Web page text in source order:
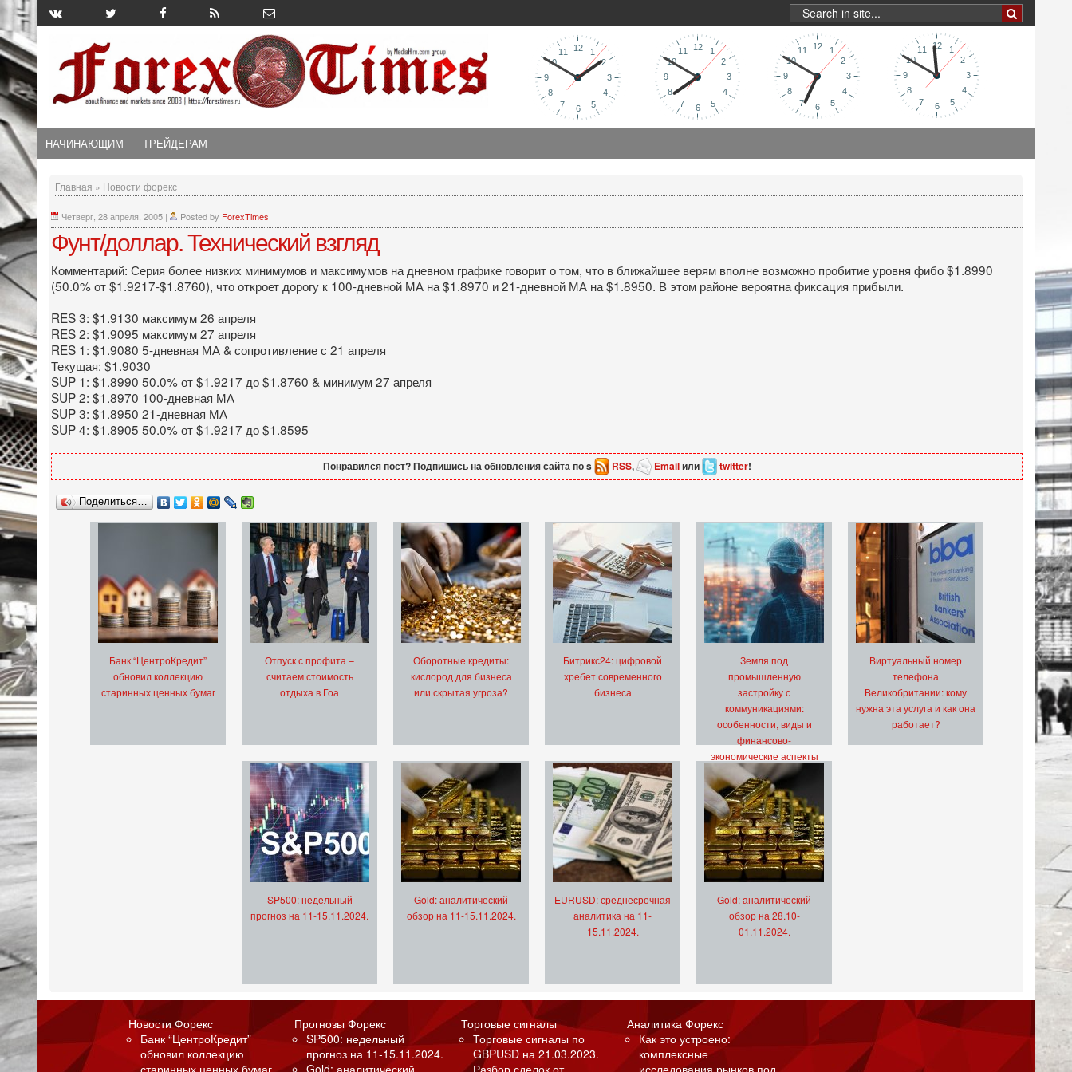
НАЧИНАЮЩИМ ТРЕЙДЕРАМ
Главная » Новости форекс
Четверг, 28 апреля, 2005 | Posted by ForexTimes
Фунт/доллар. Технический взгляд
Комментарий: Серия более низких минимумов и максимумов на дневном графике говорит о том, что в ближайшее верям вполне возможно пробитие уровня фибо $1.8990
(50.0% от $1.9217-$1.8760), что откроет дорогу к 100-дневной МА на $1.8970 и 21-дневной МА на $1.8950. В этом районе вероятна фиксация прибыли.
RES 3: $1.9130 максимум 26 апреля
RES 2: $1.9095 максимум 27 апреля
RES 1: $1.9080 5-дневная МА & сопротивление с 21 апреля
Текущая: $1.9030
SUP 1: $1.8990 50.0% от $1.9217 до $1.8760 & минимум 27 апреля
SUP 2: $1.8970 100-дневная МА
SUP 3: $1.8950 21-дневная МА
SUP 4: $1.8905 50.0% от $1.9217 до $1.8595
Понравился пост? Подпишись на обновления сайта по s RSS, Emailили twitter!
Поделиться…
Банк “ЦентроКредит”
обновил коллекцию
старинных ценных бумаг
Отпуск с профита –
считаем стоимость
отдыха в Гоа
Оборотные кредиты:
кислород для бизнеса
или скрытая угроза?
Битрикс24: цифровой
хребет современного
бизнеса
Земля под
промышленную
застройку с
коммуникациями:
особенности, виды и
финансово-
экономические аспекты
Виртуальный номер
телефона
Великобритании: кому
нужна эта услуга и как она
работает?
SP500: недельный
прогноз на 11-15.11.2024.
Gold: аналитический
обзор на 11-15.11.2024.
EURUSD: среднесрочная
аналитика на 11-
15.11.2024.
Gold: аналитический
обзор на 28.10-
01.11.2024.
Новости Форекс
Банк “ЦентроКредит”
обновил коллекцию
Прогнозы Форекс
SP500: недельный
прогноз на 11-15.11.2024.
Торговые сигналы
Торговые сигналы по
GBPUSD на 21.03.2023.
Аналитика Форекс
Как это устроено:
комплексные